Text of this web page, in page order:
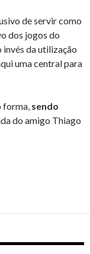
de servir como
dos jogos do
da utilização
uma central para
forma, sendo
do amigo Thiago